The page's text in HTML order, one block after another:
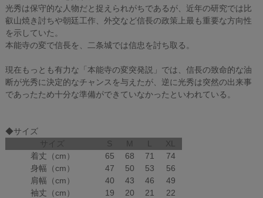
光秀は保守的な人物だと捉えられがちであるが、近年の研究では比
叡山焼き討ちや朝廷工作、外交など信長の政策上最も重要な方向性
を示していた。
本能寺の変で信長を、二条城では信忠を討ち取る。
現在もっとも有力な「本能寺の変突発説」では、信長の致命的な油
断が光秀に決定的なチャンスを与えたが、逆に光秀は突然の出来事
であったため十分な準備ができていなかったといわれている。
◆サイズ
サイズ
S M
XL
着丈（cm）
65 68 71
74
身幅（cm）
47 50 53
56
肩幅（cm）
40 43 46
49
袖丈（cm）
19 20 21
22